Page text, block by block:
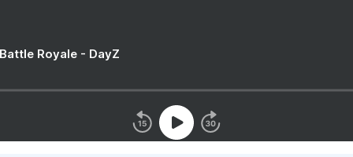
Royale - DayZ